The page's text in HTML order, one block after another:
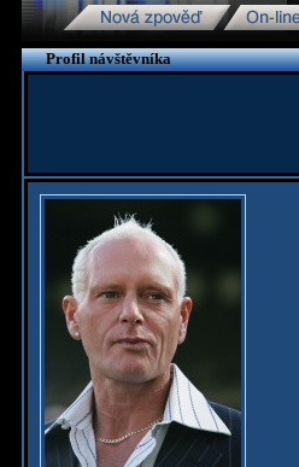
Profil návštěvníka